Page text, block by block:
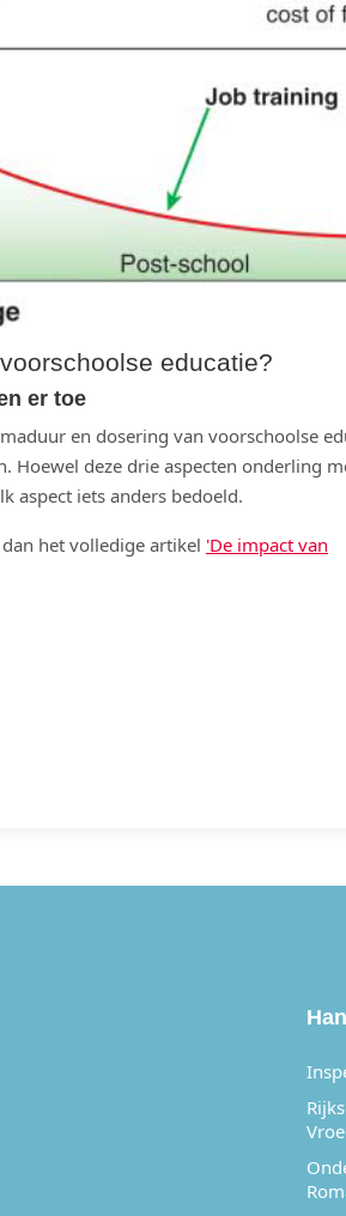
educatie?
er toe
en dosering van voorschoolse
Hoewel deze drie aspecten onderling
aspect iets anders bedoeld.
het volledige artikel 'De impact van